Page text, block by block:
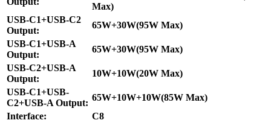
Max)
USB-C1+USB-C2
Output:
65W+30W(95W Max)
USB-C1+USB-A
Output:
65W+30W(95W Max)
USB-C2+USB-A
Output:
10W+10W(20W Max)
USB-C1+USB-
C2+USB-A Output:
65W+10W+10W(85W Max)
Interface:
C8